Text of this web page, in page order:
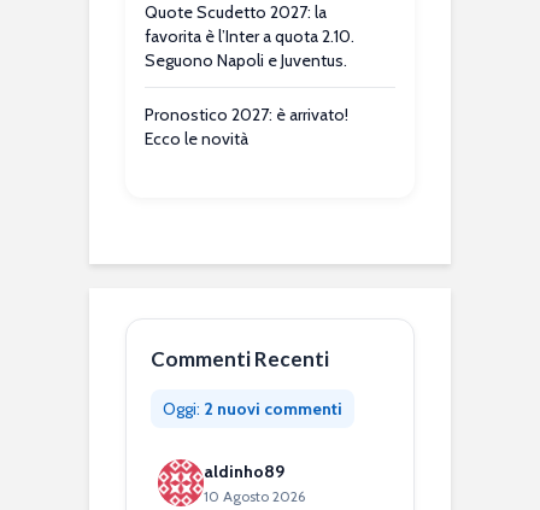
Quote Scudetto 2027: la
favorita è l’Inter a quota 2.10.
Seguono Napoli e Juventus.
Pronostico 2027: è arrivato!
Ecco le novità
Commenti Recenti
Oggi: 2 nuovi commenti
aldinho89
10 Agosto 2026